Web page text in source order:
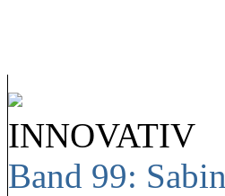
INNOVATIV
Band 99: